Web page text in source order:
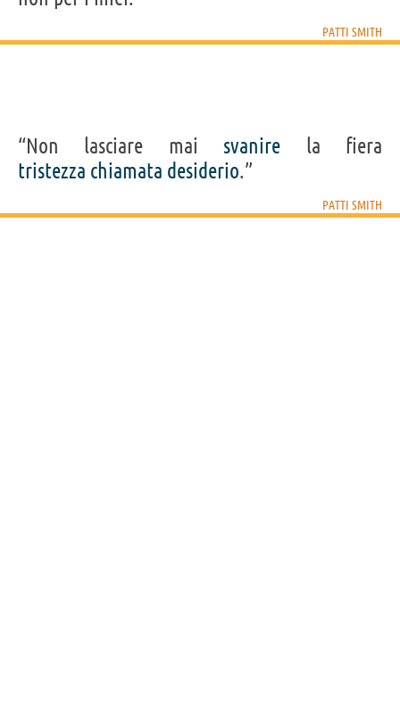
PATTI SMITH
“Non lasciare mai svanire la fiera
tristezza chiamata desiderio.”
PATTI SMITH